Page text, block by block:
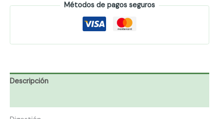
Métodos de pagos seguros
Descripción